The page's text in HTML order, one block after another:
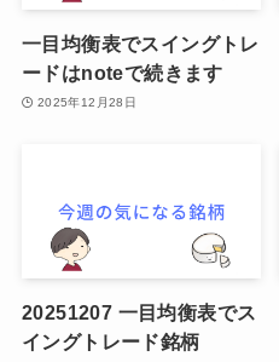
一目均衡表でスイングトレ
ードはnoteで続きます
2025年12月28日
20251207 一目均衡表でス
イングトレード銘柄